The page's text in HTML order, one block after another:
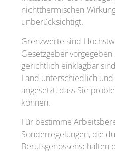
nichtthermischen
unberücksichtigt.
Grenzwerte sind
Gesetzgeber
gerichtlich einklagbar
Land unterschiedlich
angesetzt, dass Sie
können.
Für bestimme
Sonderregelungen, die
Berufsgenossenschaften